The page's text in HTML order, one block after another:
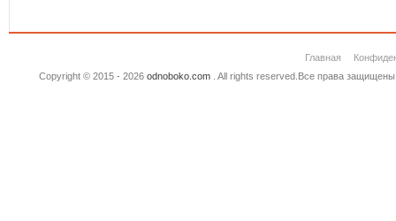
Главная
Copyright © 2015 - 2026 odnoboko.com. All rights reserved.Все права защищены.